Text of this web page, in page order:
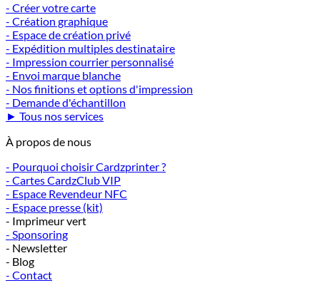
- Créer votre carte
- Création graphique
- Espace de création privé
- Expédition multiples destinataire
- Impression courrier personnalisé
- Envoi marque blanche
- Nos finitions et options d'impression
- Demande d'échantillon
► Tous nos services
À propos de nous
- Pourquoi choisir Cardzprinter ?
- Cartes CardzClub VIP
- Espace Revendeur NFC
- Espace presse (kit)
- Imprimeur vert
- Sponsoring
- Newsletter
- Blog
- Contact